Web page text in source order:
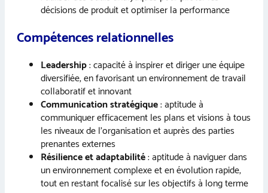
décisions de produit et optimiser la performance
Compétences relationnelles
Leadership: capacité à inspirer et diriger une équipe
diversifiée, en favorisant un environnement de travail
collaboratif et innovant
Communication stratégique: aptitude à
communiquer efficacement les plans et visions à tous
les niveaux de l’organisation et auprès des parties
prenantes externes
Résilience et adaptabilité: aptitude à naviguer dans
un environnement complexe et en évolution rapide,
tout en restant focalisé sur les objectifs à long terme